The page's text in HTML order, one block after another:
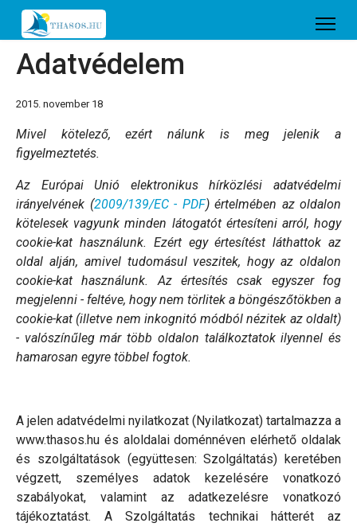
Adatvédelem
2015. november 18
Mivel kötelező, ezért nálunk is meg jelenik a
figyelmeztetés.
Az Európai Unió elektronikus hírközlési adatvédelmi
irányelvének (2009/139/EC - PDF) értelmében az oldalon
kötelesek vagyunk minden látogatót értesíteni arról, hogy
cookie-kat használunk. Ezért egy értesítést láthattok az
oldal alján, amivel tudomásul veszitek, hogy az oldalon
cookie-kat használunk. Az értesítés csak egyszer fog
megjelenni - feltéve, hogy nem törlitek a böngészőtökben a
cookie-kat (illetve nem inkognitó módból nézitek az oldalt)
- valószínűleg már több oldalon találkoztatok ilyennel és
hamarosan egyre többel fogtok.
A jelen adatvédelmi nyilatkozat (Nyilatkozat) tartalmazza a
www.thasos.hu és aloldalai doménnéven elérhető oldalak
és szolgáltatások (együttesen: Szolgáltatás) keretében
végzett, személyes adatok kezelésére vonatkozó
szabályokat, valamint az adatkezelésre vonatkozó
tájékoztatást. A Szolgáltatás technikai hátterét az